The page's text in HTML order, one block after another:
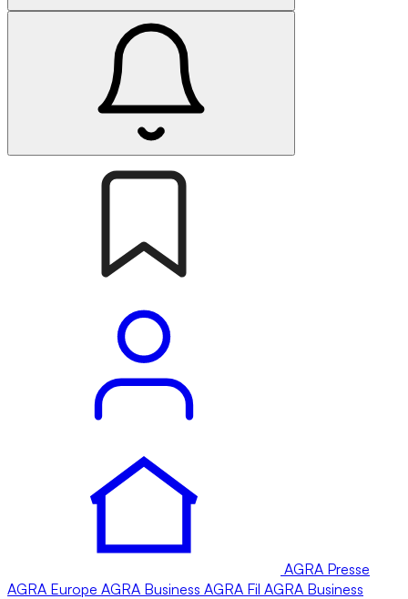
AGRA Presse
AGRA Europe AGRA Business AGRA Fil AGRA Business